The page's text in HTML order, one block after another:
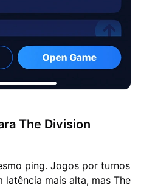
The Division
ping. Jogos por turnos
mais alta, mas The